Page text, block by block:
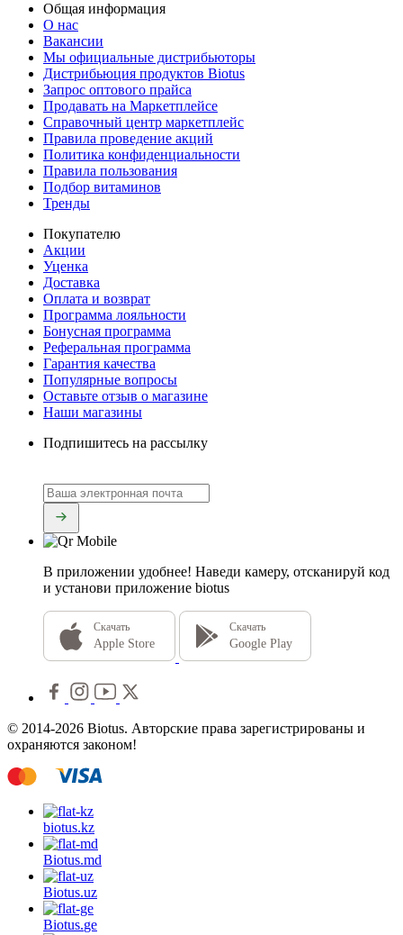
Общая информация
О нас
Вакансии
Мы официальные дистрибьюторы
Дистрибьюция продуктов Biotus
Запрос оптового прайса
Продавать на Маркетплейсе
Справочный центр маркетплейс
Правила проведение акций
Политика конфиденциальности
Правила пользования
Подбор витаминов
Тренды
Покупателю
Акции
Уценка
Доставка
Оплата и возврат
Программа лояльности
Бонусная программа
Реферальная программа
Гарантия качества
Популярные вопросы
Оставьте отзыв о магазине
Наши магазины
Подпишитесь на рассылку
В приложении удобнее! Наведи камеру, отсканируй код
и установи приложение biotus
Скачать
Apple Store
Скачать
Google Play
© 2014-2026 Biotus. Авторские права зарегистрированы и
охраняются законом!
biotus.kz
Biotus.md
Biotus.uz
Biotus.ge